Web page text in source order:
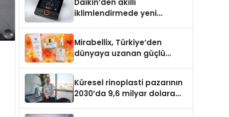
Daikin’den akıllı
iklimlendirmede yeni
Mirabellix, Türkiye’den
dünyaya uzanan güçlü
Küresel rinoplasti pazarının
2030’da 9,6 milyar dolara